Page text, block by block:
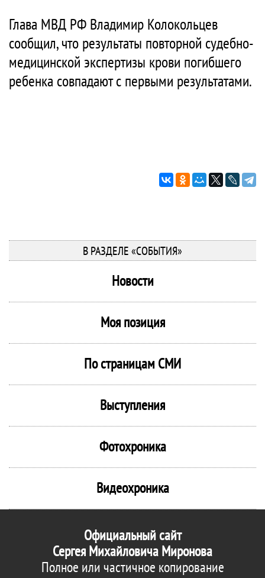
Глава МВД РФ Владимир Колокольцев
сообщил, что результаты повторной судебно-
медицинской экспертизы крови погибшего
ребенка совпадают с первыми результатами.
В РАЗДЕЛЕ «СОБЫТИЯ»
Новости
Моя позиция
По страницам СМИ
Выступления
Фотохроника
Видеохроника
Официальный сайт
Сергея Михайловича Миронова
Полное или частичное копирование